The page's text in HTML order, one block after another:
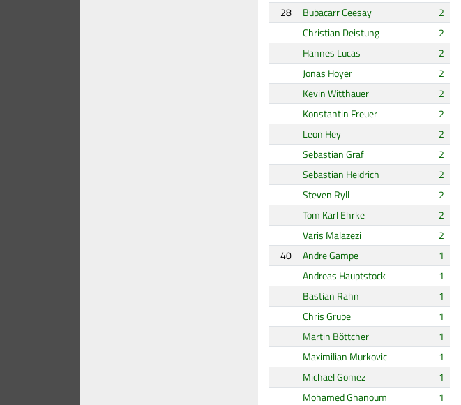
28
Bubacarr Ceesay
2
Christian Deistung
2
Hannes Lucas
2
Jonas Hoyer
2
Kevin Witthauer
2
Konstantin Freuer
2
Leon Hey
2
Sebastian Graf
2
Sebastian Heidrich
2
Steven Ryll
2
Tom Karl Ehrke
2
Varis Malazezi
2
40
Andre Gampe
1
Andreas Hauptstock
1
Bastian Rahn
1
Chris Grube
1
Martin Böttcher
1
Maximilian Murkovic
1
Michael Gomez
1
Mohamed Ghanoum
1